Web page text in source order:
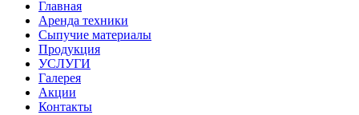
Главная
Аренда техники
Сыпучие материалы
Продукция
УСЛУГИ
Галерея
Акции
Контакты